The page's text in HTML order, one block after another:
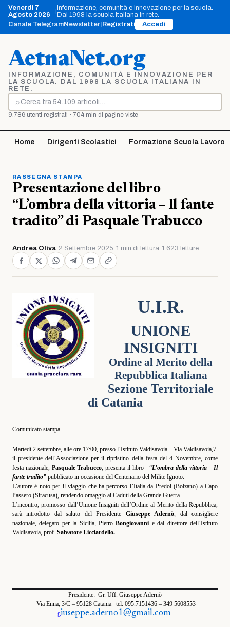
Vai
contenuto
Venerdì 7
Agosto 2026
Informazione, comunità e innovazione per la scuola.
Dal 1998 la scuola italiana in rete.
Canale TelegramNewsletter Registrati Accedi
AetnaNet.org
INFORMAZIONE, COMUNITÀ E INNOVAZIONE PER
LA SCUOLA. DAL 1998 LA SCUOLA ITALIANA IN
RETE.
⌕
Cerca
9.786 utenti registrati · 704 mln di pagine viste
Home Dirigenti Scolastici Formazione Scuola Lavoro
RASSEGNA STAMPA
Presentazione del libro
“L’ombra della vittoria – Il fante
tradito” di Pasquale Trabucco
Andrea Oliva· 2 Settembre 2025 ·1 min di lettura·1.623 letture
U.I.R.
UNIONE
INSIGNITI
Ordine al Merito della
Repubblica Italiana
Sezione Territoriale
di Catania
Comunicato stampa
Martedì 2 settembre alle ore 17:00 presso l’Istituto Valdisavoia – Via Valdisavoia,7
il presidente dell’Associazione per il ripristino della festa del 4 Novembre, come
festa nazionale, PasqualeTrabucco , presenta il libro “L’ombra della vittoria – Il
fante tradito” pubblicato in occasione del Centenario del Milite Ignoto
L’autore è noto per il viaggio che ha percorso l’Italiada Predoi (Bolzano) a Capo
Passero (Siracusa), rendendo omaggio ai Caduti della Grande Guerra.
L’incontro, promosso dall’Unione Insigniti dell’Ordine al Merito della Repubblica,
sarà introdotto dal saluto del Presidente Giuseppe Adernò , dal consigliere
nazionale, delegato per la Sicilia, Pietro Bongiovanni e dal direttore dell’Istituto
Valdisavoia prof. Salvatore Licciardello.
Presidente: Gr. Uff. Giuseppe Adernò
Via Enna, 3/C – 95128 Catania tel. 095.7151436 – 349 5608553
giuseppe.aderno1@gmail.com